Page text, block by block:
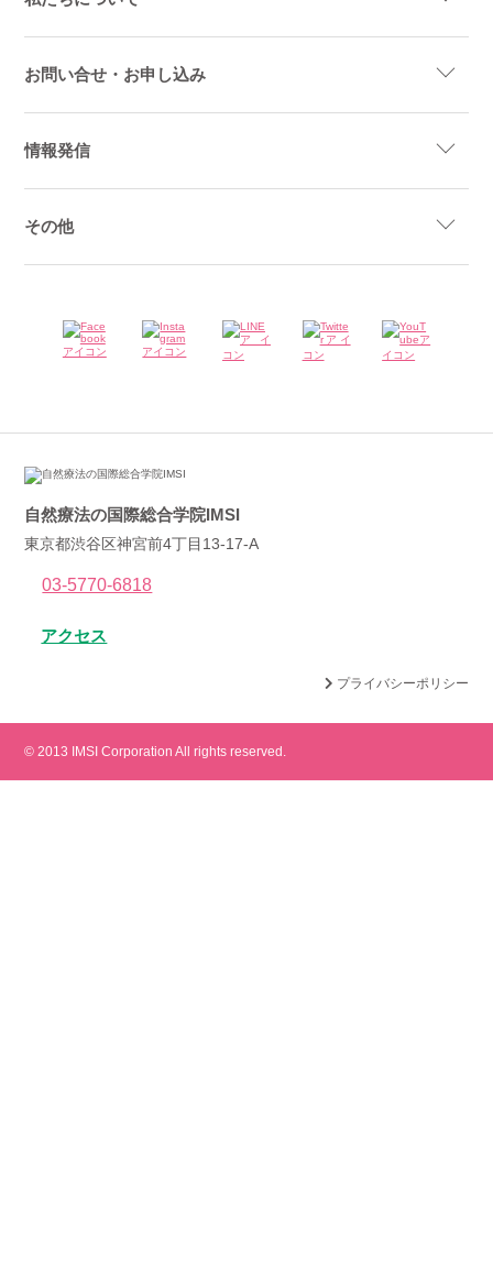
お問い合せ・お申し込み
情報発信
その他
自然療法の国際総合学院IMSI
東京都渋谷区神宮前4丁目13-17-A
03-5770-6818
アクセス
プライバシーポリシー
© 2013 IMSI Corporation All rights reserved.